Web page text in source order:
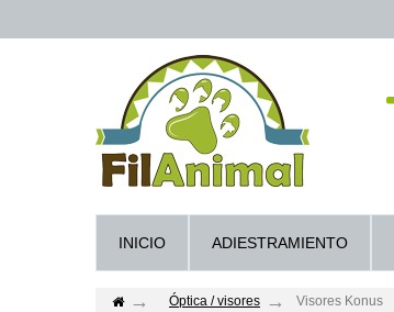
INICIO ADIESTRAMIENTO
Óptica / visores Visores Konus